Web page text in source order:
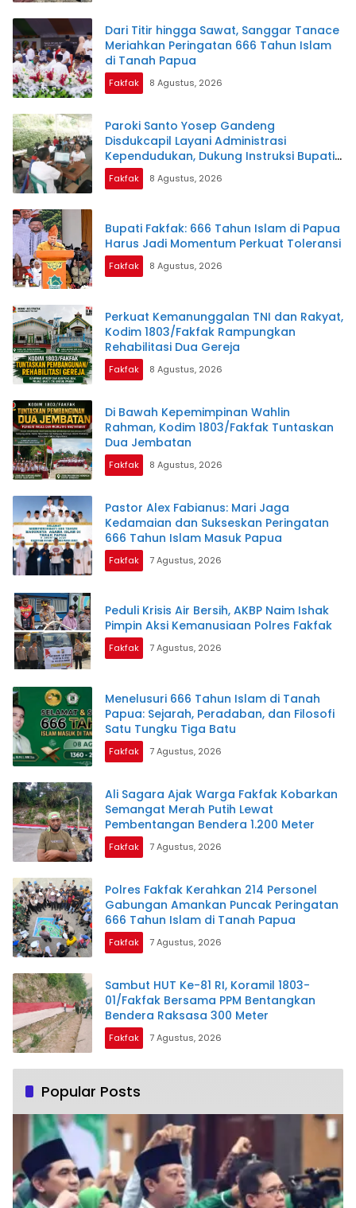
Dari Titir hingga Sawat, Sanggar Tanace
Meriahkan Peringatan 666 Tahun Islam
di Tanah Papua
Fakfak 8 Agustus, 2026
Paroki Santo Yosep Gandeng
Disdukcapil Layani Administrasi
Kependudukan, Dukung Instruksi Bupati
Samaun Dahlan
Fakfak 8 Agustus, 2026
Bupati Fakfak: 666 Tahun Islam di Papua
Harus Jadi Momentum Perkuat Toleransi
Fakfak 8 Agustus, 2026
Perkuat Kemanunggalan TNI dan Rakyat,
Kodim 1803/Fakfak Rampungkan
Rehabilitasi Dua Gereja
Fakfak 8 Agustus, 2026
Di Bawah Kepemimpinan Wahlin
Rahman, Kodim 1803/Fakfak Tuntaskan
Dua Jembatan
Fakfak 8 Agustus, 2026
Pastor Alex Fabianus: Mari Jaga
Kedamaian dan Sukseskan Peringatan
666 Tahun Islam Masuk Papua
Fakfak 7 Agustus, 2026
Peduli Krisis Air Bersih, AKBP Naim Ishak
Pimpin Aksi Kemanusiaan Polres Fakfak
Fakfak 7 Agustus, 2026
Menelusuri 666 Tahun Islam di Tanah
Papua: Sejarah, Peradaban, dan Filosofi
Satu Tungku Tiga Batu
Fakfak 7 Agustus, 2026
Ali Sagara Ajak Warga Fakfak Kobarkan
Semangat Merah Putih Lewat
Pembentangan Bendera 1.200 Meter
Fakfak 7 Agustus, 2026
Polres Fakfak Kerahkan 214 Personel
Gabungan Amankan Puncak Peringatan
666 Tahun Islam di Tanah Papua
Fakfak 7 Agustus, 2026
Sambut HUT Ke-81 RI, Koramil 1803-
01/Fakfak Bersama PPM Bentangkan
Bendera Raksasa 300 Meter
Fakfak 7 Agustus, 2026
Popular Posts